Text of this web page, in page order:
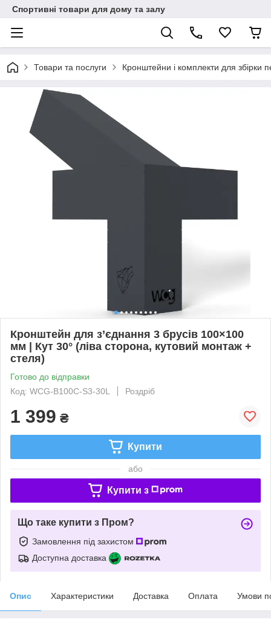
Спортивні товари для дому та залу
Товари та послуги Кронштейни і комплекти для збірки
Кронштейн для з’єднання 3 брусів 100×100
мм | Кут 30° (ліва сторона, кутовий монтаж +
стеля)
Готово до відправки
Код: WCG-B100C-S3-30L
Роздріб
1 399 ₴
Купити
або
Купити з
Що таке купити з Пром?
Замовлення під захистом
Доступна доставка
Опис Характеристики Доставка Оплата Умови